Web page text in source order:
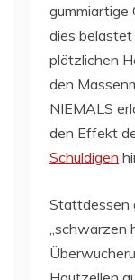
gummiartige
dies
plötzlichen
den
NIEMALS
den Effekt
Schuldigen
Stattdessen
„schwarzen